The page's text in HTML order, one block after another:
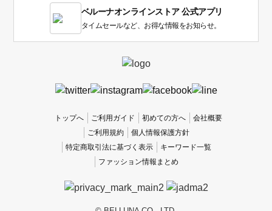
ベルーナオンラインストア 公式アプリ
タイムセールなど、お得な情報をお知らせ。
トップへ ご利用ガイド 初めての方へ
会社概要
ご利用規約
個人情報保護方針
特定商取引法に基づく表示
キーワード一覧
ファッション情報まとめ